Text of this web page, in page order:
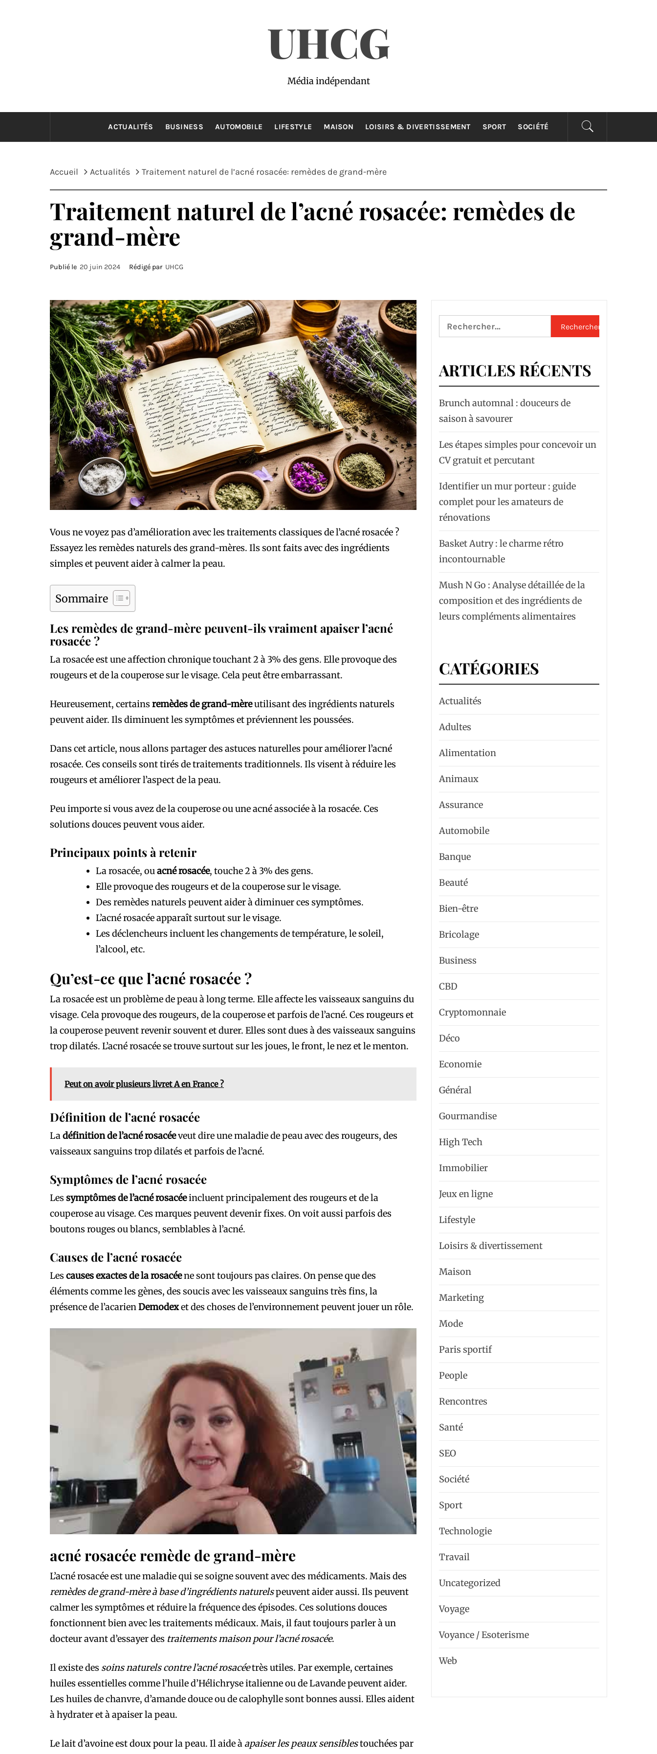
UHCG
Média indépendant
ACTUALITÉS BUSINESS AUTOMOBILE LIFESTYLE MAISON LOISIRS & DIVERTISSEMENT SPORT SOCIÉTÉ
Accueil Actualités Traitement naturel de l’acné rosacée: remèdes de grand-mère
Traitement naturel de l’acné rosacée: remèdes de
grand-mère
Publié le 20 juin 2024 Rédigé par UHCG
Vous ne voyez pas d’amélioration avec les traitements classiques de l’acné rosacée ?
Essayez les remèdes naturels des grand-mères. Ils sont faits avec des ingrédients
simples et peuvent aider à calmer la peau.
Sommaire
Les remèdes de grand-mère peuvent-ils vraiment apaiser l’acné
rosacée ?
La rosacée est une affection chronique touchant 2 à 3% des gens. Elle provoque des
rougeurs et de la couperose sur le visage. Cela peut être embarrassant.
Heureusement, certains remèdes de grand-mèreutilisant des ingrédients naturels
peuvent aider. Ils diminuent les symptômes et préviennent les poussées.
Dans cet article, nous allons partager des astuces naturelles pour améliorer l’acné
rosacée. Ces conseils sont tirés de traitements traditionnels. Ils visent à réduire les
rougeurs et améliorer l’aspect de la peau.
Peu importe si vous avez de la couperose ou une acné associée à la rosacée. Ces
solutions douces peuvent vous aider.
Principaux points à retenir
La rosacée, ou acné rosacée, touche 2 à 3% des gens.
Elle provoque des rougeurs et de la couperose sur le visage.
Des remèdes naturels peuvent aider à diminuer ces symptômes.
L’acné rosacée apparaît surtout sur le visage.
Les déclencheurs incluent les changements de température, le soleil,
l’alcool, etc.
Qu’est-ce que l’acné rosacée ?
La rosacée est un problème de peau à long terme. Elle affecte les vaisseaux sanguins du
visage. Cela provoque des rougeurs, de la couperose et parfois de l’acné. Ces rougeurs et
la couperose peuvent revenir souvent et durer. Elles sont dues à des vaisseaux sanguins
trop dilatés. L’acné rosacée se trouve surtout sur les joues, le front, le nez et le menton.
Peut on avoir plusieurs livret A en France ?
Définition de l’acné rosacée
La définition de l’acné rosacéeveut dire une maladie de peau avec des rougeurs, des
vaisseaux sanguins trop dilatés et parfois de l’acné.
Symptômes de l’acné rosacée
Les symptômes de l’acné rosacéeincluent principalement des rougeurs et de la
couperose au visage. Ces marques peuvent devenir fixes. On voit aussi parfois des
boutons rouges ou blancs, semblables à l’acné.
Causes de l’acné rosacée
Les causes exactes de la rosacéene sont toujours pas claires. On pense que des
éléments comme les gènes, des soucis avec les vaisseaux sanguins très fins, la
présence de l’acarien Demodexet des choses de l’environnement peuvent jouer un rôle.
acné rosacée remède de grand-mère
L’acné rosacée est une maladie qui se soigne souvent avec des médicaments. Mais des
remèdes de grand-mère à base d’ingrédients naturelspeuvent aider aussi. Ils peuvent
calmer les symptômes et réduire la fréquence des épisodes. Ces solutions douces
fonctionnent bien avec les traitements médicaux. Mais, il faut toujours parler à un
docteur avant d’essayer des traitements maison pour l’acné rosacée.
Il existe des soins naturels contre l’acné rosacéetrès utiles. Par exemple, certaines
huiles essentielles comme l’huile d’Hélichryse italienne ou de Lavande peuvent aider.
Les huiles de chanvre, d’amande douce ou de calophylle sont bonnes aussi. Elles aident
à hydrater et à apaiser la peau.
Le lait d’avoine est doux pour la peau. Il aide à apaiser les peaux sensiblestouchées par
Rechercher :
ARTICLES RÉCENTS
Brunch automnal : douceurs de
saison à savourer
Les étapes simples pour concevoir un
CV gratuit et percutant
Identifier un mur porteur : guide
complet pour les amateurs de
rénovations
Basket Autry : le charme rétro
incontournable
Mush N Go : Analyse détaillée de la
composition et des ingrédients de
leurs compléments alimentaires
CATÉGORIES
Actualités
Adultes
Alimentation
Animaux
Assurance
Automobile
Banque
Beauté
Bien-être
Bricolage
Business
CBD
Cryptomonnaie
Déco
Economie
Général
Gourmandise
High Tech
Immobilier
Jeux en ligne
Lifestyle
Loisirs & divertissement
Maison
Marketing
Mode
Paris sportif
People
Rencontres
Santé
SEO
Société
Sport
Technologie
Travail
Uncategorized
Voyage
Voyance / Esoterisme
Web